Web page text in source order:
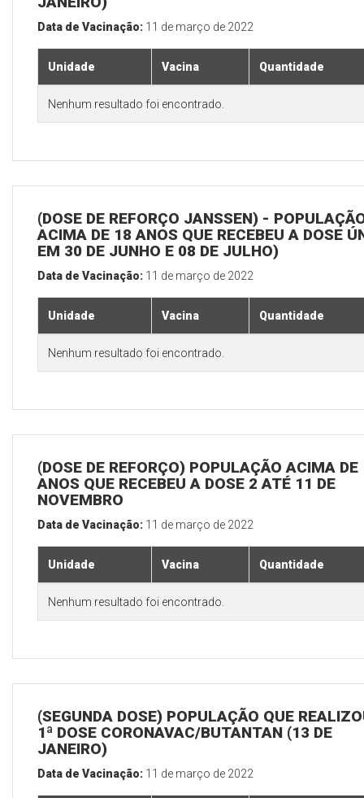
Data de Vacinação: 11 de março de 2022
Unidade Vacina Quantidade
Nenhum resultado foi encontrado.
(DOSE DE REFORÇO JANSSEN) -
ACIMA DE 18 ANOS QUE RECEBEU A DOSE
EM 30 DE JUNHO E 08 DE JULHO)
Data de Vacinação: 11 de março de 2022
Unidade Vacina Quantidade
Nenhum resultado foi encontrado.
(DOSE DE REFORÇO) POPULAÇÃO ACIMA DE
ANOS QUE RECEBEU A DOSE 2 ATÉ 11 DE
NOVEMBRO
Data de Vacinação: 11 de março de 2022
Unidade Vacina Quantidade
Nenhum resultado foi encontrado.
(SEGUNDA DOSE) POPULAÇÃO QUE
1ª DOSE CORONAVAC/BUTANTAN (13 DE
JANEIRO)
Data de Vacinação: 11 de março de 2022